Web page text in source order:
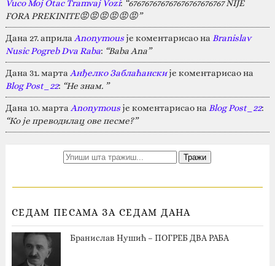
Vuco Moj Otac Tramvaj Vozi: “676767676767676767676767 NIJE
FORA PREKINITE😡😡😡😡😡😡”
Дана 27. априла Anonymousје коментарисао на Branislav
Nusic Pogreb Dva Raba: “Baba Ana”
Дана 31. марта Анђелко Заблаћанскије коментарисао на
Blog Post_22: “Не знам. ”
Дана 10. марта Anonymousје коментарисао на Blog Post_22:
“Ко је преводилац ове песме?”
СЕДАМ ПЕСАМА ЗА СЕДАМ ДАНА
Бранислав Нушић – ПОГРЕБ ДВА РАБА